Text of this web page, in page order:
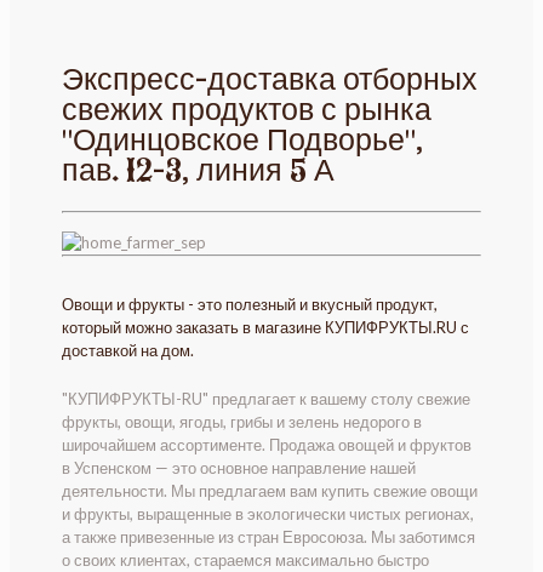
Экспресс-доставка отборных
свежих продуктов с рынка
"Одинцовское Подворье",
пав. 12-3, линия 5 А
Овощи и фрукты - это полезный и вкусный продукт,
который можно заказать в магазине КУПИФРУКТЫ.RU с
доставкой на дом.
"КУПИФРУКТЫ-RU" предлагает к вашему столу свежие
фрукты, овощи, ягоды, грибы и зелень недорого в
широчайшем ассортименте. Продажа овощей и фруктов
в Успенском — это основное направление нашей
деятельности. Мы предлагаем вам купить свежие овощи
и фрукты, выращенные в экологически чистых регионах,
а также привезенные из стран Евросоюза. Мы заботимся
о своих клиентах, стараемся максимально быстро